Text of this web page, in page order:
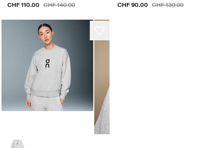
CHF 110.00 CHF 140.00 CHF 90.00 CHF 130.00